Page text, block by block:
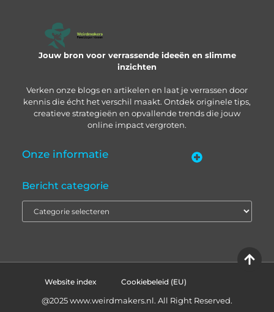
Jouw bron voor verrassende ideeën en slimme
inzichten
Verken onze blogs en artikelen en laat je verrassen door
kennis die écht het verschil maakt. Ontdek originele tips,
creatieve strategieën en opvallende trends die jouw
online impact vergroten.
Onze informatie
Bericht categorie
Website index Cookiebeleid (EU)
@2025 www.weirdmakers.nl. All Right Reserved.